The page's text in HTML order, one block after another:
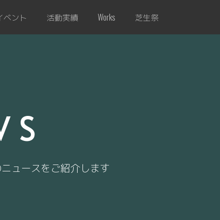
ベント 活動実績 Works 芝生祭
ュースをご紹介します